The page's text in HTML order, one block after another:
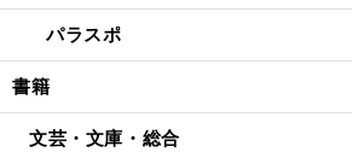
パラスポ
書籍
文芸・文庫・総合